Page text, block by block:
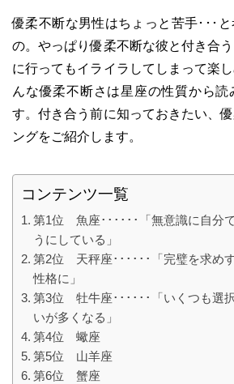
優柔不断な男性はちょっと苦手･･･
の。やっぱり優柔不断な彼と付き合
に行ってもイライラしてしまって楽
んな優柔不断さは星座の性質から読
す。付き合う前に知っておきたい、
ングをご紹介します。
コンテンツ一覧
第1位 魚座･･････「無意識に自分
うにしている」
第2位 天秤座･･････「完璧を求め
性格に」
第3位 牡牛座･･････「いくつも選
いが多くなる」
第4位 蠍座
第5位 山羊座
第6位 蟹座